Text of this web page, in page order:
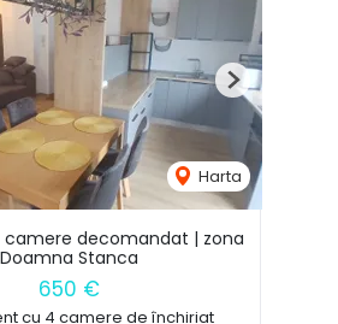
Harta
Next
camere decomandat | zona
Doamna Stanca
650 €
cu 4 camere de închiriat